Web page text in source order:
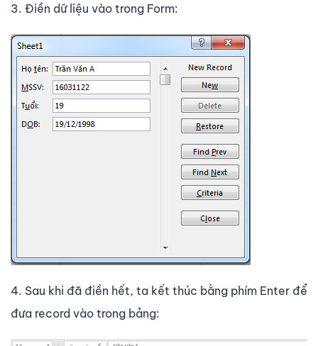
3. Điền dữ liệu vào trong Form:
4. Sau khi đã điền hết, ta kết thúc bằng phím Enter để
đưa record vào trong bảng: